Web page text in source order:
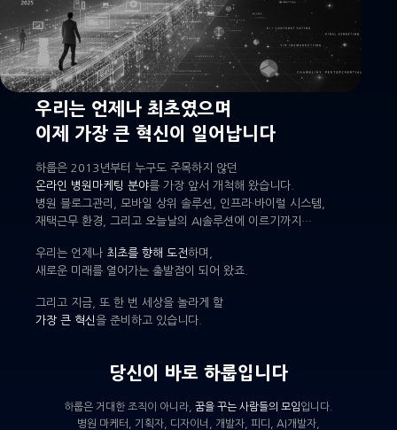
우리는 언제나 최초였으며
이제 가장 큰 혁신이 일어납니다
하룹은 2013년부터 누구도 주목하지 않던
온라인 병원마케팅 분야를 가장 앞서 개척해 왔습니다.
병원 블로그관리, 모바일 상위 솔루션, 인프라·바이럴 시스템,
재택근무 환경, 그리고 오늘날의 AI솔루션에 이르기까지…
우리는 언제나 최초를 향해 도전하며,
새로운 미래를 열어가는 출발점이 되어 왔죠.
그리고 지금, 또 한 번 세상을 놀라게 할
가장 큰 혁신을 준비하고 있습니다.
당신이 바로 하룹입니다
하룹은 거대한 조직이 아니라, 꿈을 꾸는 사람들의 모임입니다.
병원 마케터, 기획자, 디자이너, 개발자, 피디, AI개발자,